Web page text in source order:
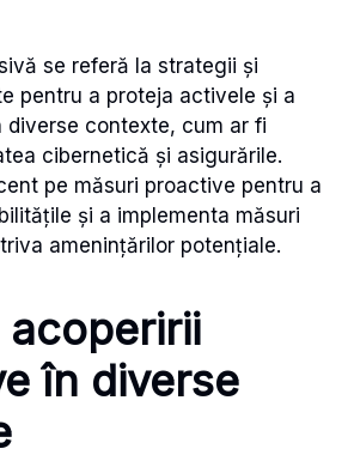
se referă la strategii și
pentru a proteja activele și a
diverse contexte, cum ar fi
cibernetică și asigurările.
pe măsuri proactive pentru a
și a implementa măsuri
amenințărilor potențiale.
acoperirii
în diverse